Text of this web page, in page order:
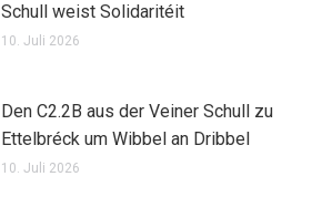
Schull weist Solidaritéit
10. Juli 2026
Den C2.2B aus der Veiner Schull zu
Ettelbréck um Wibbel an Dribbel
10. Juli 2026